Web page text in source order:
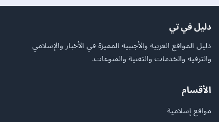
دليل في تي
دليل المواقع العربية والأجنبية المميزة في الأخبار والإسلامي
والترفيه والخدمات والتقنية والمنوعات.
الأقسام
مواقع إسلامية